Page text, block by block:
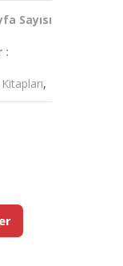
Sayısı
:
,